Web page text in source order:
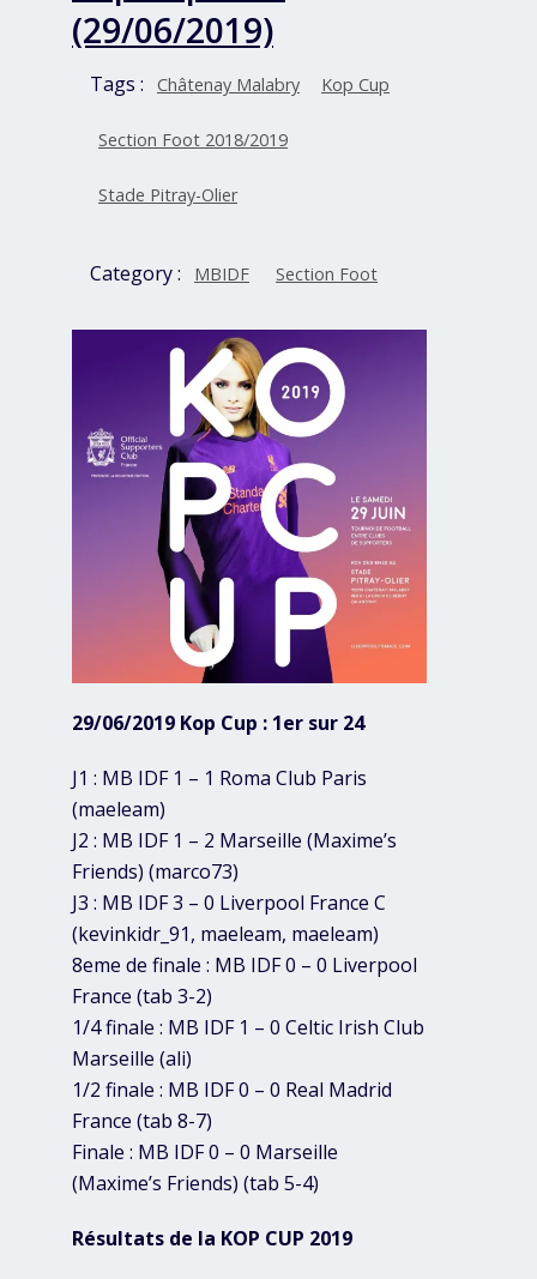
(29/06/2019)
Tags : Châtenay Malabry Kop Cup
Section Foot 2018/2019
Stade Pitray-Olier
Category : MBIDF Section Foot
29/06/2019 Kop Cup : 1er sur 24
J1 : MB IDF 1 – 1 Roma Club Paris
(maeleam)
J2 : MB IDF 1 – 2 Marseille (Maxime’s
Friends) (marco73)
J3 : MB IDF 3 – 0 Liverpool France C
(kevinkidr_91, maeleam, maeleam)
8eme de finale : MB IDF 0 – 0 Liverpool
France (tab 3-2)
1/4 finale : MB IDF 1 – 0 Celtic Irish Club
Marseille (ali)
1/2 finale : MB IDF 0 – 0 Real Madrid
France (tab 8-7)
Finale : MB IDF 0 – 0 Marseille
(Maxime’s Friends) (tab 5-4)
Résultats de la KOP CUP 2019